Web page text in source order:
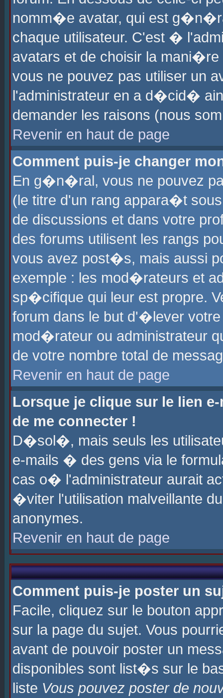
nomm�e avatar, qui est
chaque utilisateur. C'est �
avatars et de choisir la
vous ne pouvez pas utiliser un
l'administrateur en a d�cid�
demander les raisons (nous
Revenir en haut de page
Comment puis-je changer
En g�n�ral, vous ne pouvez
(le titre d'un rang appara�t
de discussions et dans votre
des forums utilisent les rangs
vous avez post�s, mais aussi
exemple : les mod�rateurs et
sp�cifique qui leur est propre.
forum dans le but d'�lever
mod�rateur ou administrateur
de votre nombre total de
Revenir en haut de page
Lorsque je clique sur le lien
de me connecter !
D�sol�, mais seuls les
e-mails � des gens via le
cas o� l'administrateur aurait
�viter l'utilisation malveillante
anonymes.
Revenir en haut de page
Comment puis-je poster un
Facile, cliquez sur le bouton
sur la page du sujet. Vous
avant de pouvoir poster un
disponibles sont list�s sur le
liste Vous pouvez poster de